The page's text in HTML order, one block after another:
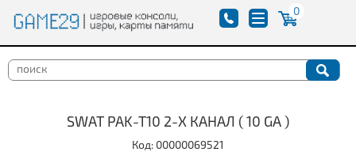
0
SWAT PAK-T10 2-Х КАНАЛ ( 10 GA )
Код: 00000069521